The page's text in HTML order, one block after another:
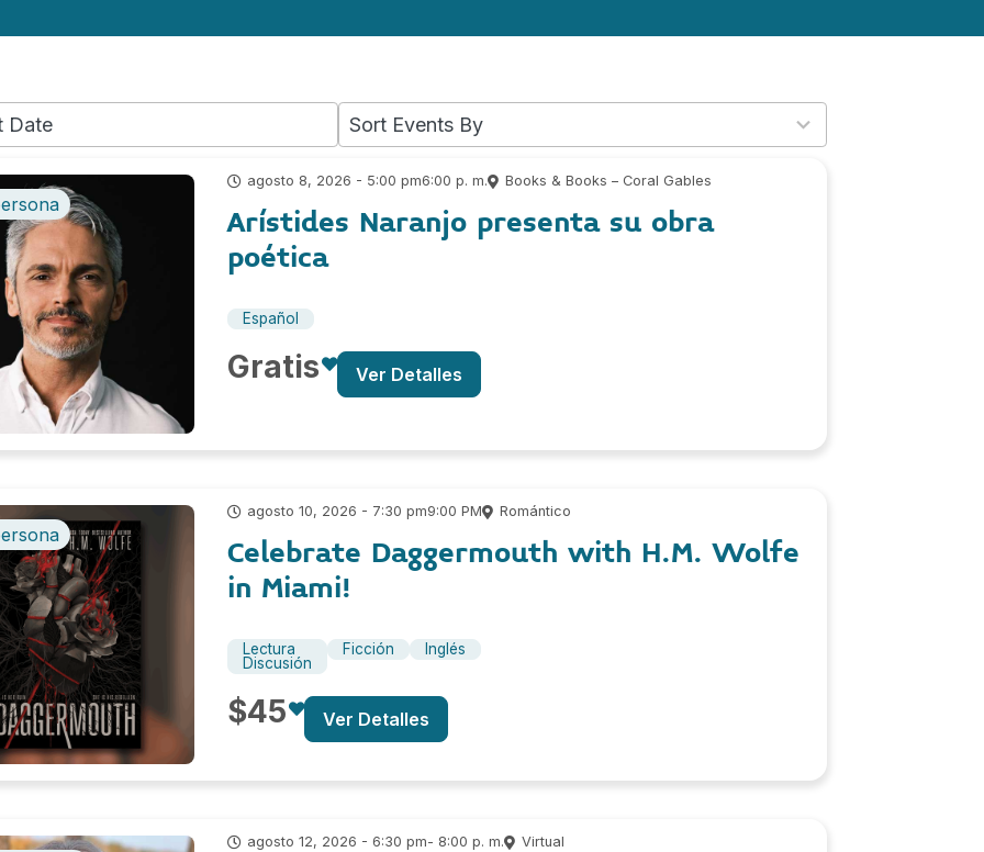
results
agosto 8, 2026 - 5:00 pm6:00 p. m. Books & Books – Coral Gables
Arístides Naranjo presenta su obra
poética
Español
Gratis Ver Detalles
agosto 10, 2026 - 7:30 pm9:00 PM Romántico
Celebrate Daggermouth with H.M. Wolfe
in Miami!
Lectura
Discusión
Ficción Inglés
$45 Ver Detalles
agosto 12, 2026 - 6:30 pm- 8:00 p. m. Virtual